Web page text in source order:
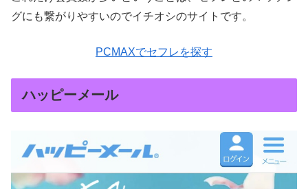
グにも繋がりやすいのでイチオシのサイトです。
PCMAXでセフレを探す
ハッピーメール